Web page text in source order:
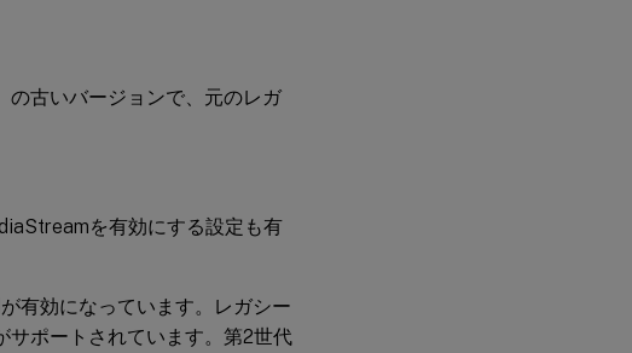
古いバージョンで、元のレガ
を有効にする設定も有
有効になっています。レガシー
サポートされています。第2世代